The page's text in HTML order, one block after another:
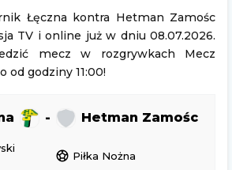
Łęczna kontra Hetman Zamośc
TV i online już w dniu 08.07.2026.
mecz w rozgrywkach Mecz
od godziny 11:00!
- Hetman Zamośc
sports_soccer Piłka Nożna